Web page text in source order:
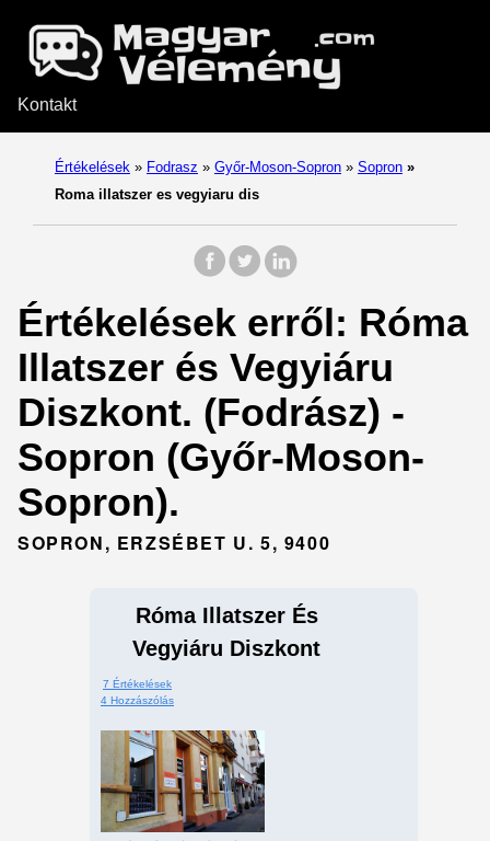
Kontakt
Értékelések » Fodrasz » Győr-Moson-Sopron » Sopron »
Roma illatszer es vegyiaru dis
Értékelések erről: Róma
Illatszer és Vegyiáru
Diszkont. (Fodrász) -
Sopron (Győr-Moson-
Sopron).
SOPRON, ERZSÉBET U. 5, 9400
Róma Illatszer És
Vegyiáru Diszkont
7 Értékelések
4 Hozzászólás